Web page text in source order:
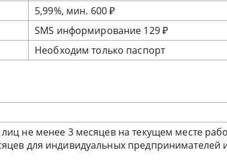
5,99%, мин. 600 ₽
SMS информирование 129 ₽
Необходим только паспорт
не менее 3 месяцев на текущем месте
для индивидуальных предпринимателей